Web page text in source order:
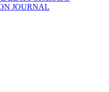
JOURNAL